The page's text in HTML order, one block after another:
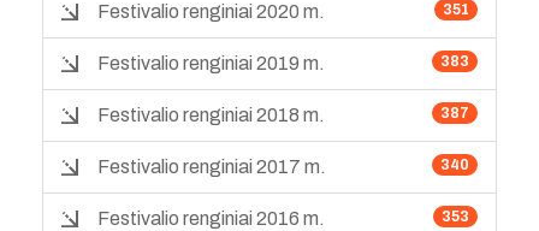
351
Festivalio renginiai 2020 m.
383
Festivalio renginiai 2019 m.
387
Festivalio renginiai 2018 m.
340
Festivalio renginiai 2017 m.
353
Festivalio renginiai 2016 m.